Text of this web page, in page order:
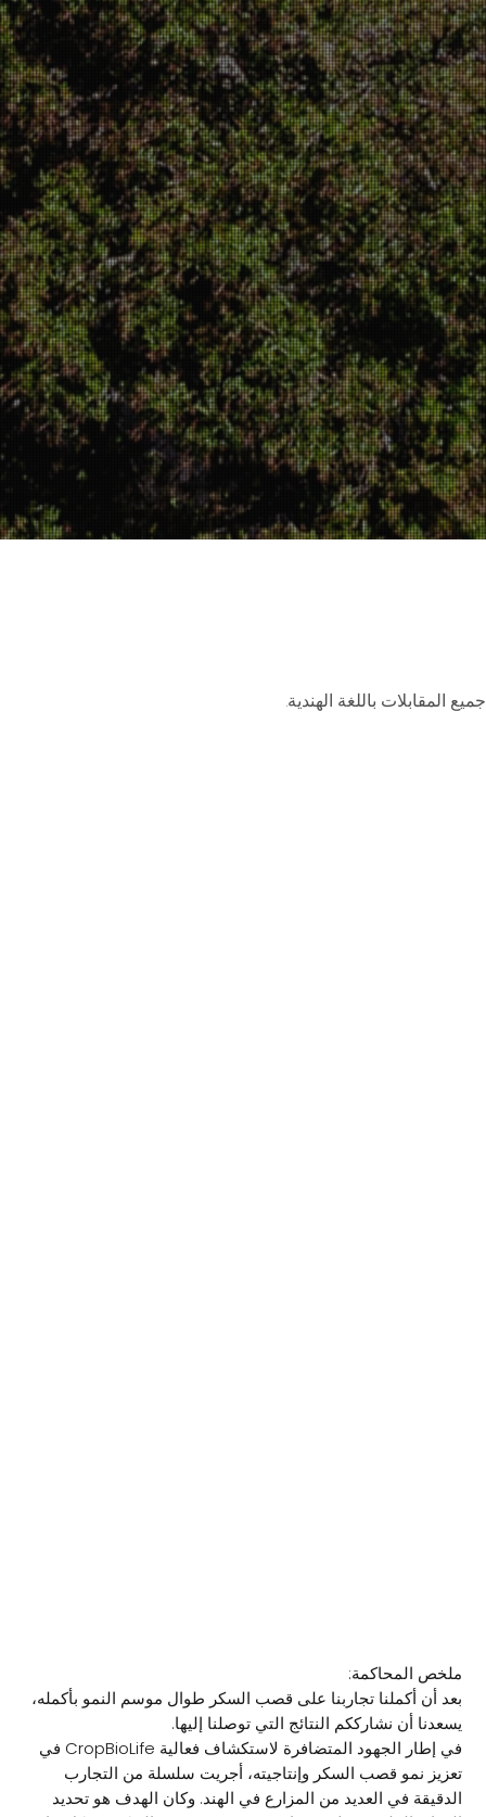
المقابلات باللغة الهندية.
ملخص المحاكمة:
بعد أن أكملنا تجاربنا على قصب السكر طوال موسم النمو بأكمله،
يسعدنا أن نشارككم النتائج التي توصلنا إليها.
في إطار الجهود المتضافرة لاستكشاف فعالية CropBioLife في
تعزيز نمو قصب السكر وإنتاجيته، أجريت سلسلة من التجارب
الدقيقة في العديد من المزارع في الهند. وكان الهدف هو تحديد